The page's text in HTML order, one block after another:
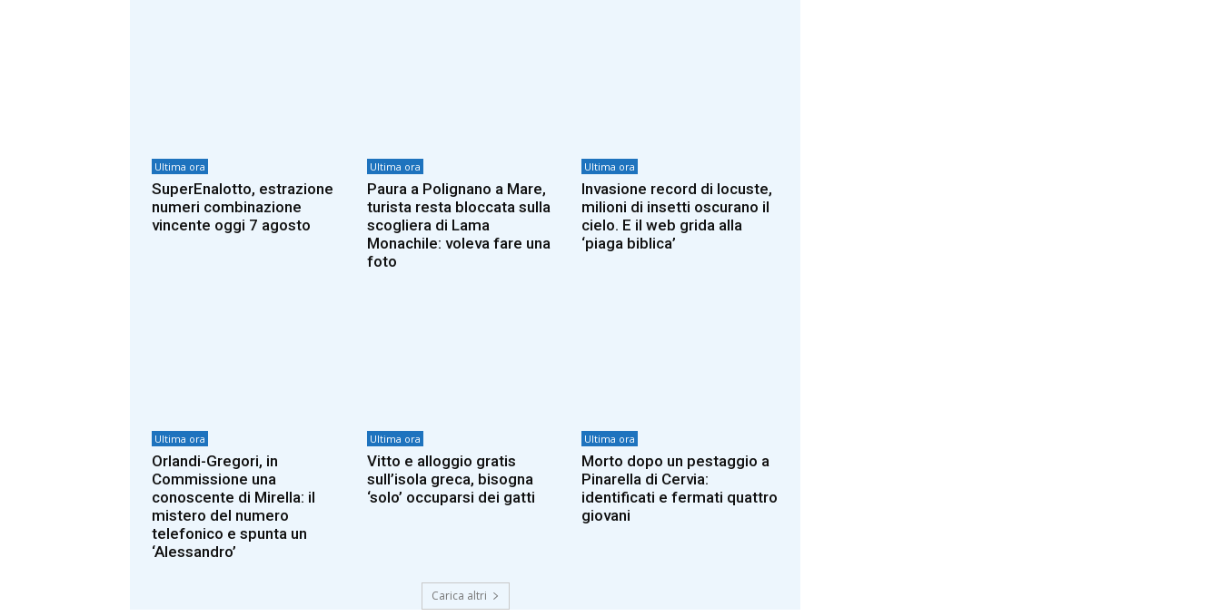
Ultima ora
SuperEnalotto, estrazione
numeri combinazione
vincente oggi 7 agosto
Ultima ora
Paura a Polignano a Mare,
turista resta bloccata sulla
scogliera di Lama
Monachile: voleva fare una
foto
Ultima ora
Invasione record di locuste,
milioni di insetti oscurano il
cielo. E il web grida alla
‘piaga biblica’
Ultima ora
Orlandi-Gregori, in
Commissione una
conoscente di Mirella: il
mistero del numero
telefonico e spunta un
‘Alessandro’
Ultima ora
Vitto e alloggio gratis
sull’isola greca, bisogna
‘solo’ occuparsi dei gatti
Ultima ora
Morto dopo un pestaggio a
Pinarella di Cervia:
identificati e fermati quattro
giovani
Carica altri